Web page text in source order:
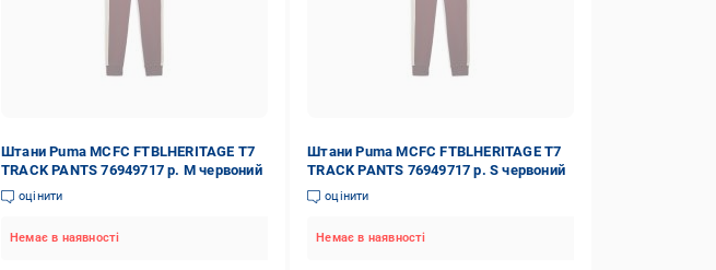
Штани Puma MCFC FTBLHERITAGE T7
TRACK PANTS 76949717 р. M червоний
оцінити
Немає в наявності
Штани Puma MCFC FTBLHERITAGE T7
TRACK PANTS 76949717 р. S червоний
оцінити
Немає в наявності